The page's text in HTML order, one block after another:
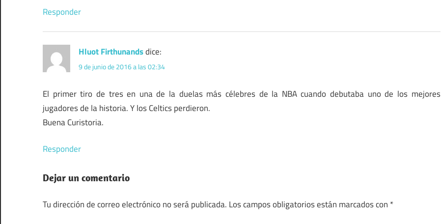
Responder
Hluot Firthunandsdice:
9 de junio de 2016 a las 02:34
El primer tiro de tres en una de la duelas más célebres de la NBA cuando debutaba uno de los mejores
jugadores de la historia. Y los Celtics perdieron.
Buena Curistoria.
Responder
Dejar un comentario
Tu dirección de correo electrónico no será publicada. Los campos obligatorios están marcados con *